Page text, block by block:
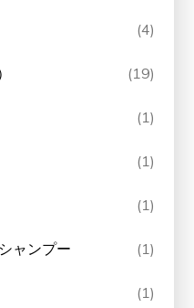
(4)
(19)
(1)
(1)
(1)
ャンプー (1)
(1)